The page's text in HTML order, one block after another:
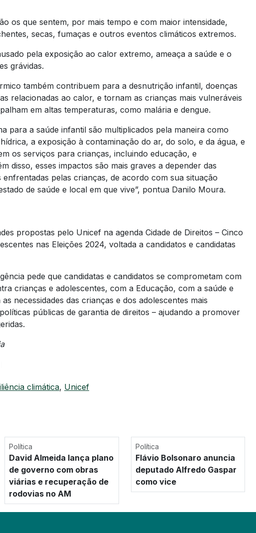
os que sentem, por mais tempo e com maior intensidade,
secas, fumaças e outros eventos climáticos extremos.
pela exposição ao calor extremo, ameaça a saúde e o
grávidas.
também contribuem para a desnutrição infantil, doenças
relacionadas ao calor, e tornam as crianças mais vulneráveis
em altas temperaturas, como malária e dengue.
para a saúde infantil são multiplicados pela maneira como
a exposição à contaminação do ar, do solo, e da água, e
os serviços para crianças, incluindo educação, e
disso, esses impactos são mais graves a depender das
enfrentadas pelas crianças, de acordo com sua situação
de saúde e local em que vive”, pontua Danilo Moura.
propostas pelo Unicef na agenda Cidade de Direitos – Cinco
nas Eleições 2024, voltada a candidatos e candidatas
pede que candidatas e candidatos se comprometam com
crianças e adolescentes, com a Educação, com a saúde e
necessidades das crianças e dos adolescentes mais
públicas de garantia de direitos – ajudando a promover
climática, Unicef
Política
David Almeida lança plano
de governo com obras
viárias e recuperação de
rodovias no AM
Política
Flávio Bolsonaro anuncia
deputado Alfredo Gaspar
como vice